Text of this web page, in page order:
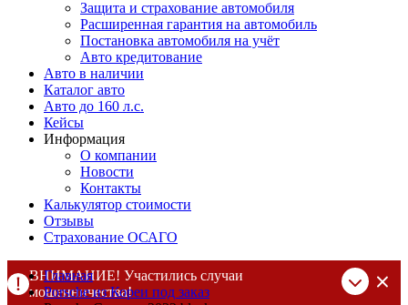
Защита и страхование автомобиля
Расширенная гарантия на автомобиль
Постановка автомобиля на учёт
Авто кредитование
Авто в наличии
Каталог авто
Авто до 160 л.с.
Кейсы
Информация
О компании
Новости
Контакты
Калькулятор стоимости
Отзывы
Страхование ОСАГО
ВНИМАНИЕ! Участились случаи
мошенничества!
Главная
Porsche из Кореи под заказ